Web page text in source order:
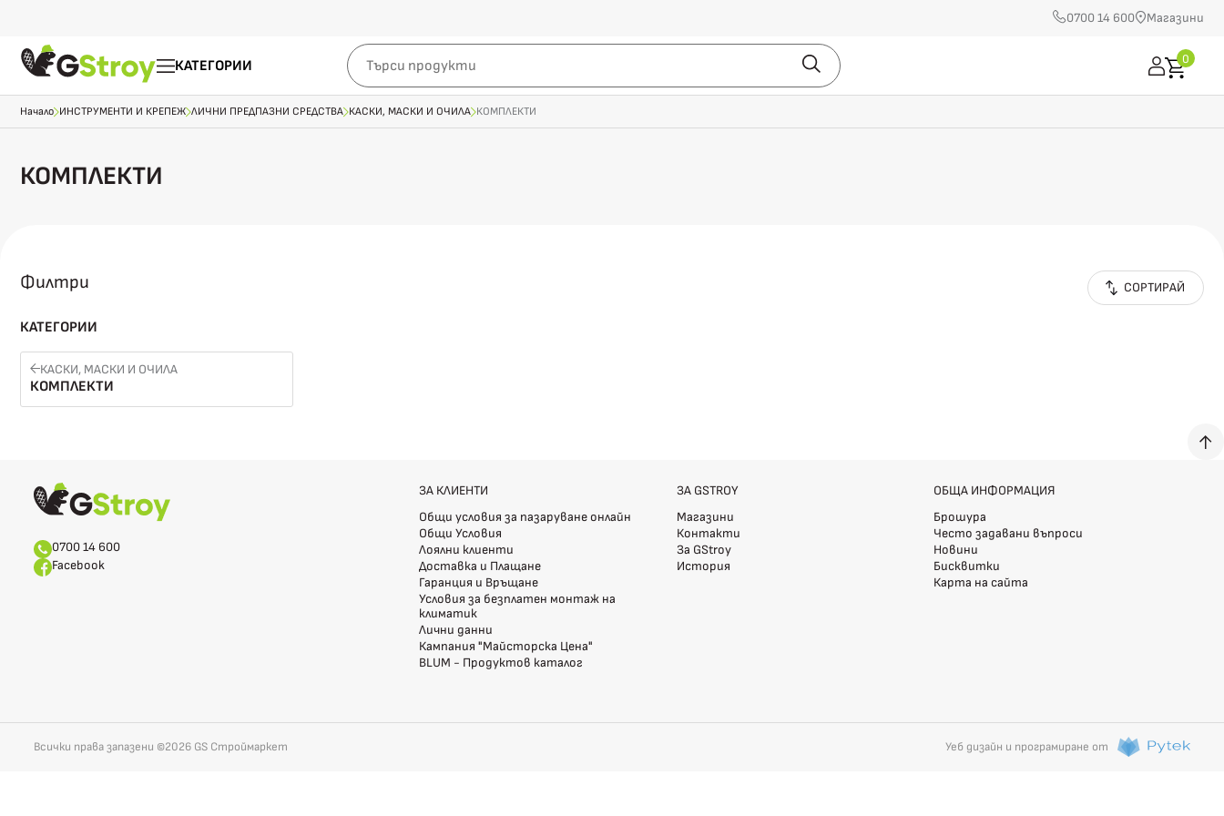
0700 14 600 Магазини
КАТЕГОРИИ 0
Начало ИНСТРУМЕНТИ И КРЕПЕЖ ЛИЧНИ ПРЕДПАЗНИ СРЕДСТВА КАСКИ, МАСКИ И ОЧИЛА КОМПЛЕКТИ
КОМПЛЕКТИ
Филтри СОРТИРАЙ
КАТЕГОРИИ
КАСКИ, МАСКИ И ОЧИЛА
КОМПЛЕКТИ
0700 14 600
Facebook
ЗА КЛИЕНТИ
Общи условия за пазаруване онлайн
Общи Условия
Лоялни клиенти
Доставка и Плащане
Гаранция и Връщане
Условия за безплатен монтаж на
климатик
Лични данни
Кампания "Майсторска Цена"
BLUM - Продуктов каталог
ЗА GSTROY
Магазини
Контакти
За GStroy
История
ОБЩА ИНФОРМАЦИЯ
Брошура
Често задавани въпроси
Новини
Бисквитки
Карта на сайта
Всички права запазени ©2026 GS Строймаркет Уеб дизайн и програмиране от